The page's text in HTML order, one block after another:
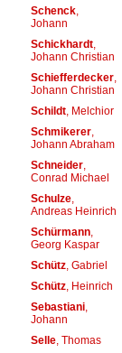
Schenck,
Johann
Schickhardt,
Johann Christian
Schiefferdecker,
Johann Christian
Schildt, Melchior
Schmikerer,
Johann Abraham
Schneider,
Conrad Michael
Schulze,
Andreas Heinrich
Schürmann,
Georg Kaspar
Schütz, Gabriel
Schütz, Heinrich
Sebastiani,
Johann
Selle, Thomas